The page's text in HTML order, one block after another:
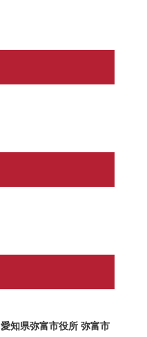
愛知県弥富市役所 弥富市